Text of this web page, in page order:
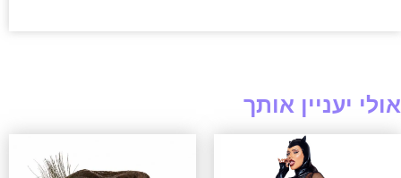
אולי יעניין אותך